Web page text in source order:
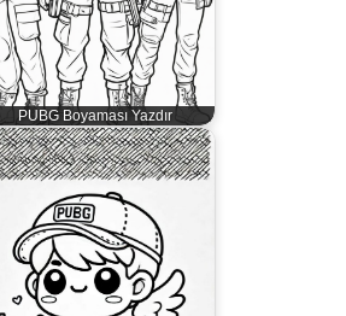
PUBG Boyaması Yazdır